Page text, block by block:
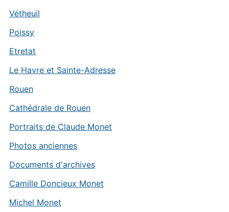
Vétheuil
Poissy
Etretat
Le Havre et Sainte-Adresse
Rouen
Cathédrale de Rouen
Portraits de Claude Monet
Photos anciennes
Documents d'archives
Camille Doncieux Monet
Michel Monet